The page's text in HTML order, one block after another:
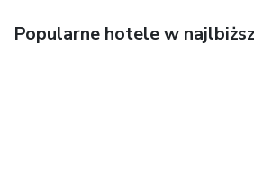
Popularne hotele w